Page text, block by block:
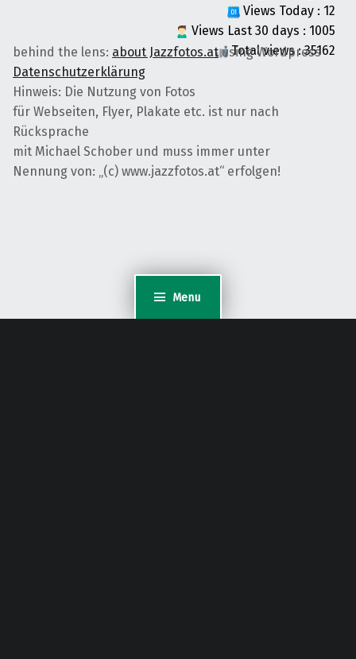
Menu
behind the lens: about Jazzfotos.atusing Wordpress
Datenschutzerklärung
Hinweis: Die Nutzung von Fotos
für Webseiten, Flyer, Plakate etc. ist nur nach
Rücksprache
mit Michael Schober und muss immer unter
Nennung von: „(c) www.jazzfotos.at“ erfolgen!
Views Today : 12
Views Last 30 days : 1005
Total views : 35162